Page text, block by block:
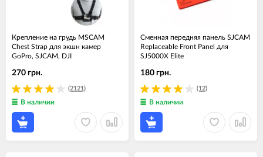
Крепление на грудь MSCAM
Chest Strap для экшн камер
GoPro, SJCAM, DJI
(2121)
270 грн.
В наличии
Сменная передняя панель SJCAM
Replaceable Front Panel для
SJ5000X Elite
(12)
180 грн.
В наличии